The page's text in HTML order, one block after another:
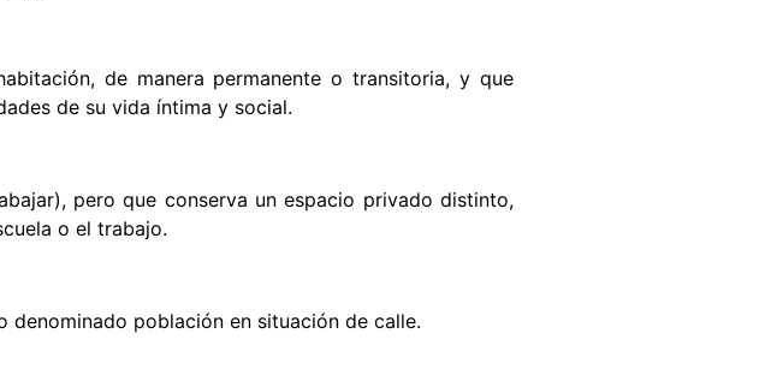
de manera permanente o transitoria, y que
de su vida íntima y social.
pero que conserva un espacio privado distinto,
o el trabajo.
denominado población en situación de calle.